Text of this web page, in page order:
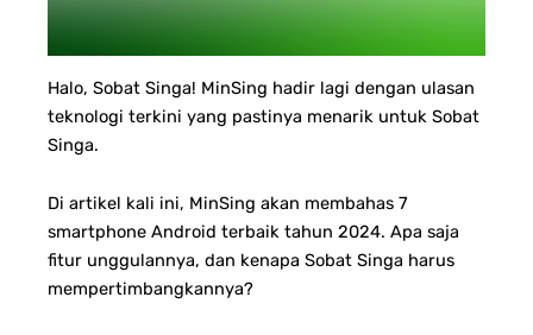
Halo, Sobat Singa! MinSing hadir lagi dengan ulasan
teknologi terkini yang pastinya menarik untuk Sobat
Singa.
Di artikel kali ini, MinSing akan membahas 7
smartphone Android terbaik tahun 2024. Apa saja
fitur unggulannya, dan kenapa Sobat Singa harus
mempertimbangkannya?